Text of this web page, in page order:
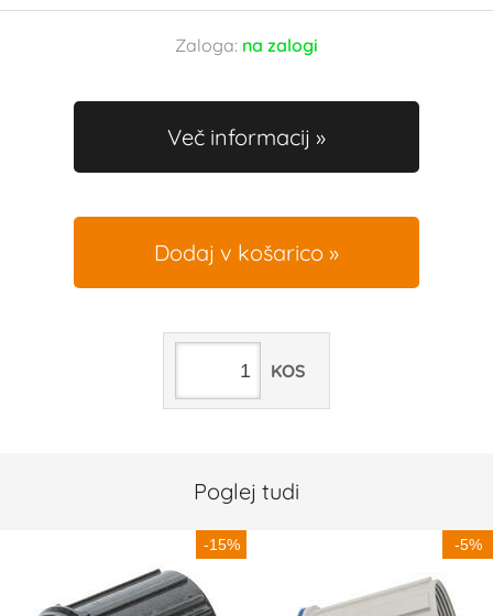
Zaloga: na zalogi
Več informacij
Dodaj v košarico
KOS
Poglej tudi
-15% -5%